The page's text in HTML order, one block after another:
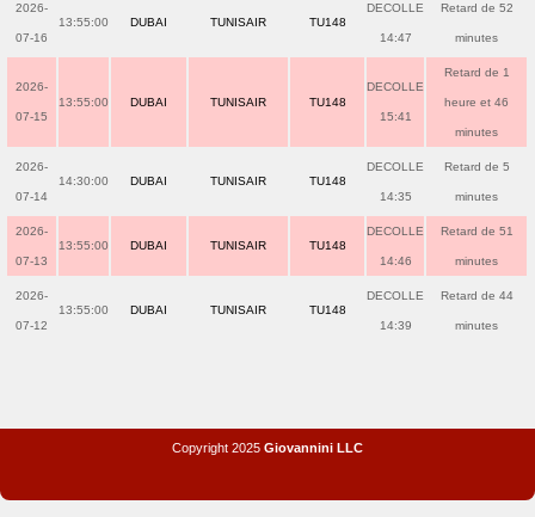
2026-
07-16
13:55:00 DUBAI TUNISAIR TU148
DECOLLE
14:47
Retard de 52
minutes
2026-
07-15
13:55:00 DUBAI TUNISAIR TU148
DECOLLE
15:41
Retard de 1
heure et 46
minutes
2026-
07-14
14:30:00 DUBAI TUNISAIR TU148
DECOLLE
14:35
Retard de 5
minutes
2026-
07-13
13:55:00 DUBAI TUNISAIR TU148
DECOLLE
14:46
Retard de 51
minutes
2026-
07-12
13:55:00 DUBAI TUNISAIR TU148
DECOLLE
14:39
Retard de 44
minutes
Copyright 2025 Giovannini LLC